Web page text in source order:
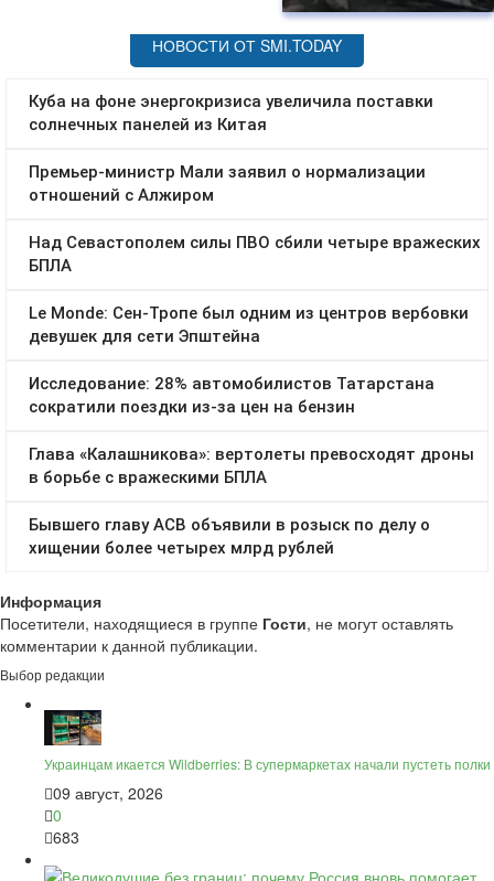
Информация
Посетители, находящиеся в группе Гости, не могут оставлять
комментарии к данной публикации.
Выбор редакции
Украинцам икается Wildberries: В супермаркетах начали пустеть полки
09 август, 2026
0
683